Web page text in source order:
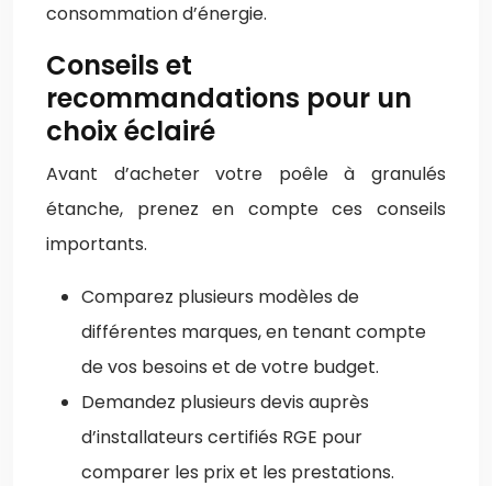
consommation d’énergie.
Conseils et
recommandations pour un
choix éclairé
Avant d’acheter votre poêle à granulés
étanche, prenez en compte ces conseils
importants.
Comparez plusieurs modèles de
différentes marques, en tenant compte
de vos besoins et de votre budget.
Demandez plusieurs devis auprès
d’installateurs certifiés RGE pour
comparer les prix et les prestations.